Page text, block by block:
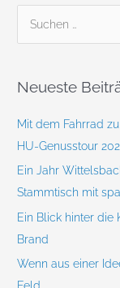
h
h
:
Neueste
Mit dem Fahrrad
HU-Genusstour
Ein Jahr
Stammtisch mit
Ein Blick hinter die
Brand
Wenn aus einer